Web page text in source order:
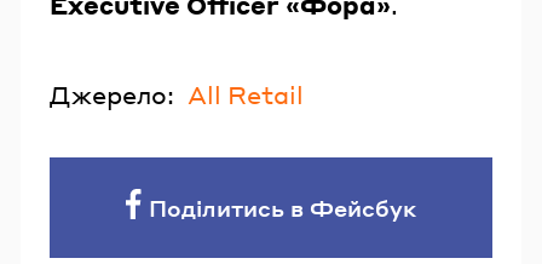
Джерело: All Retail
Поділитись в Фейсбук